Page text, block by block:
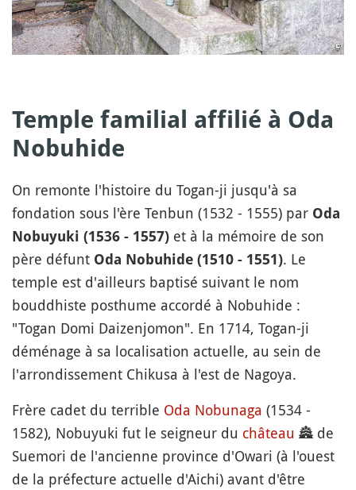
Temple familial affilié à Oda
Nobuhide
On remonte l'histoire du Togan-ji jusqu'à sa
fondation sous l'ère Tenbun (1532 - 1555) par Oda
Nobuyuki (1536 - 1557) et à la mémoire de son
père défunt Oda Nobuhide (1510 - 1551). Le
temple est d'ailleurs baptisé suivant le nom
bouddhiste posthume accordé à Nobuhide :
"Togan Domi Daizenjomon". En 1714, Togan-ji
déménage à sa localisation actuelle, au sein de
l'arrondissement Chikusa à l'est de Nagoya.
Frère cadet du terrible Oda Nobunaga (1534 -
1582), Nobuyuki fut le seigneur du château 🏯 de
Suemori de l'ancienne province d'Owari (à l'ouest
de la préfecture actuelle d'Aichi) avant d'être